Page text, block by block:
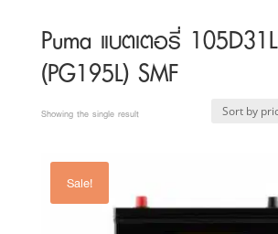
Puma แบตเตอรี่ 105D31L
(PG195L) SMF
Showing the single result
Sale!